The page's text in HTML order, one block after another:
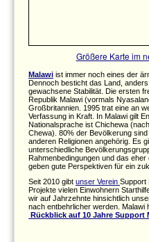
Größere Karte im
Malawi ist immer noch eines der
Dennoch besticht das Land,
gewachsene Stabilität. Die ersten
Republik Malawi (vormals
Großbritannien. 1995 trat eine an
Verfassung in Kraft. In Malawi gilt
Nationalsprache ist Chichewa
Chewa). 80% der Bevölkerung
anderen Religionen angehörig. Es
unterschiedliche
Rahmenbedingungen und das
geben gute Perspektiven für ein
Seit 2010 gibt unser Verein Support
Projekte vielen Einwohnern
wir auf Jahrzehnte hinsichtlich
nach entbehrlicher werden. Malawi
Rückblick auf 10 Jahre Support